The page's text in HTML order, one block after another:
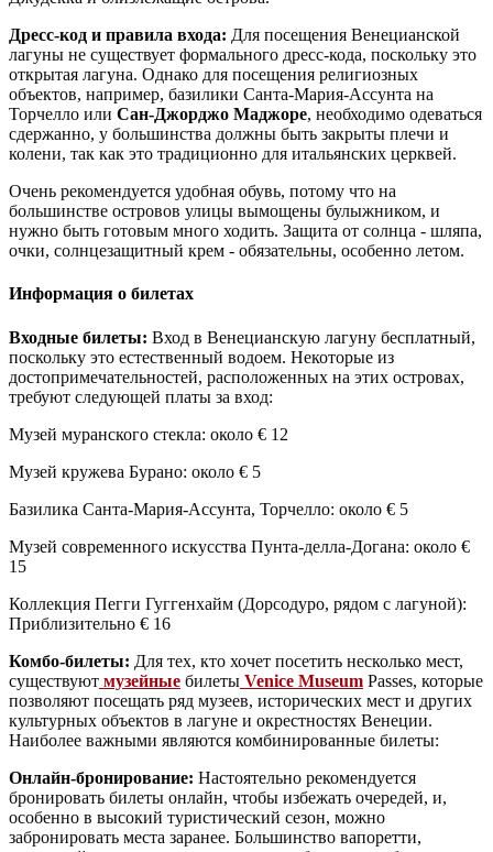
Дресс-код и правила входа: Для посещения Венецианской
лагуны не существует формального дресс-кода, поскольку это
открытая лагуна. Однако для посещения религиозных
объектов, например, базилики Санта-Мария-Ассунта на
Торчелло или Сан-Джорджо Маджоре, необходимо одеваться
сдержанно, у большинства должны быть закрыты плечи и
колени, так как это традиционно для итальянских церквей.
Очень рекомендуется удобная обувь, потому что на
большинстве островов улицы вымощены булыжником, и
нужно быть готовым много ходить. Защита от солнца - шляпа,
очки, солнцезащитный крем - обязательны, особенно летом.
Информация о билетах
Входные билеты: Вход в Венецианскую лагуну бесплатный,
поскольку это естественный водоем. Некоторые из
достопримечательностей, расположенных на этих островах,
требуют следующей платы за вход:
Музей муранского стекла: около € 12
Музей кружева Бурано: около € 5
Базилика Санта-Мария-Ассунта, Торчелло: около € 5
Музей современного искусства Пунта-делла-Догана: около €
15
Коллекция Пегги Гуггенхайм (Дорсодуро, рядом с лагуной):
Приблизительно € 16
Комбо-билеты: Для тех, кто хочет посетить несколько мест,
существуют музейные билеты Venice Museum Passes, которые
позволяют посещать ряд музеев, исторических мест и других
культурных объектов в лагуне и окрестностях Венеции.
Наиболее важными являются комбинированные билеты:
Онлайн-бронирование: Настоятельно рекомендуется
бронировать билеты онлайн, чтобы избежать очередей, и,
особенно в высокий туристический сезон, можно
забронировать места заранее. Большинство вапоретти,